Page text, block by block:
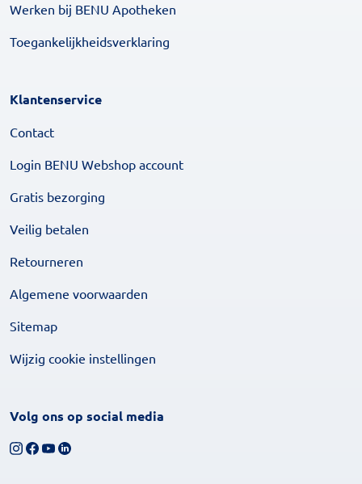
Werken bij BENU Apotheken
Toegankelijkheidsverklaring
Klantenservice
Contact
Login BENU Webshop account
Gratis bezorging
Veilig betalen
Retourneren
Algemene voorwaarden
Sitemap
Wijzig cookie instellingen
Volg ons op social media
Volg ons op Instagram
Volg ons op Facebook
Bekijk ons YouTube-kanaal
Volg ons op LinkedIn